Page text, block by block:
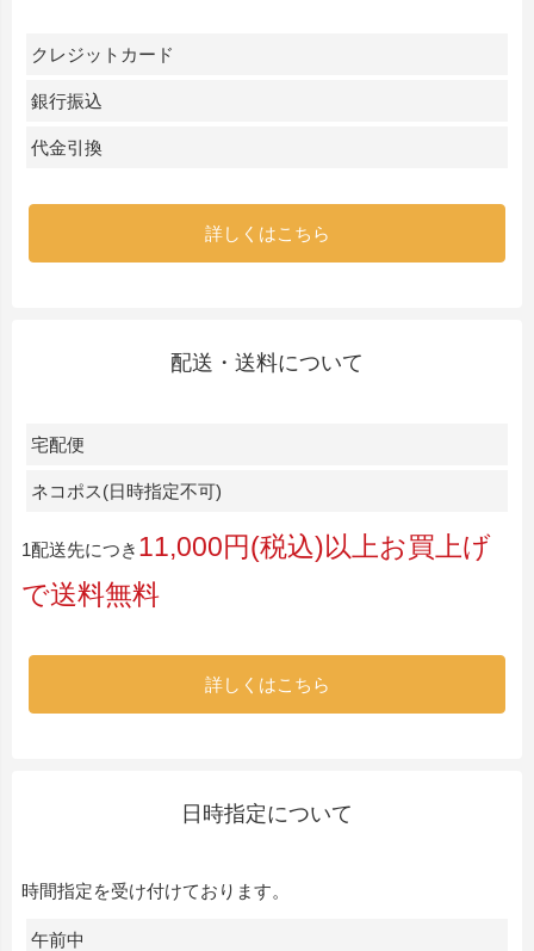
クレジットカード
銀行振込
代金引換
詳しくはこちら
配送・送料について
宅配便
ネコポス(日時指定不可)
1配送先につき 11,000円(税込)以上お買上げ
で送料無料
詳しくはこちら
日時指定について
時間指定を受け付けております。
午前中